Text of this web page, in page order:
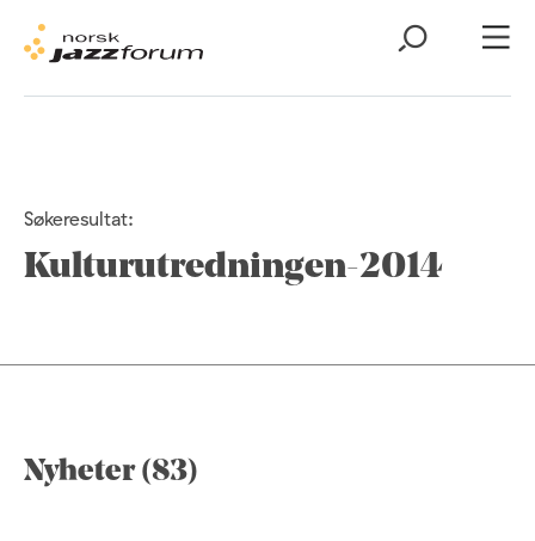
Søkeresultat:
Kulturutredningen-2014
Nyheter (83)